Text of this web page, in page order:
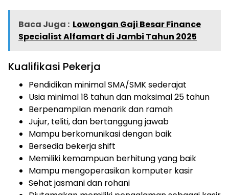
Baca Juga : Lowongan Gaji Besar Finance
Specialist Alfamart di Jambi Tahun 2025
Kualifikasi Pekerja
Pendidikan minimal SMA/SMK sederajat
Usia minimal 18 tahun dan maksimal 25 tahun
Berpenampilan menarik dan ramah
Jujur, teliti, dan bertanggung jawab
Mampu berkomunikasi dengan baik
Bersedia bekerja shift
Memiliki kemampuan berhitung yang baik
Mampu mengoperasikan komputer kasir
Sehat jasmani dan rohani